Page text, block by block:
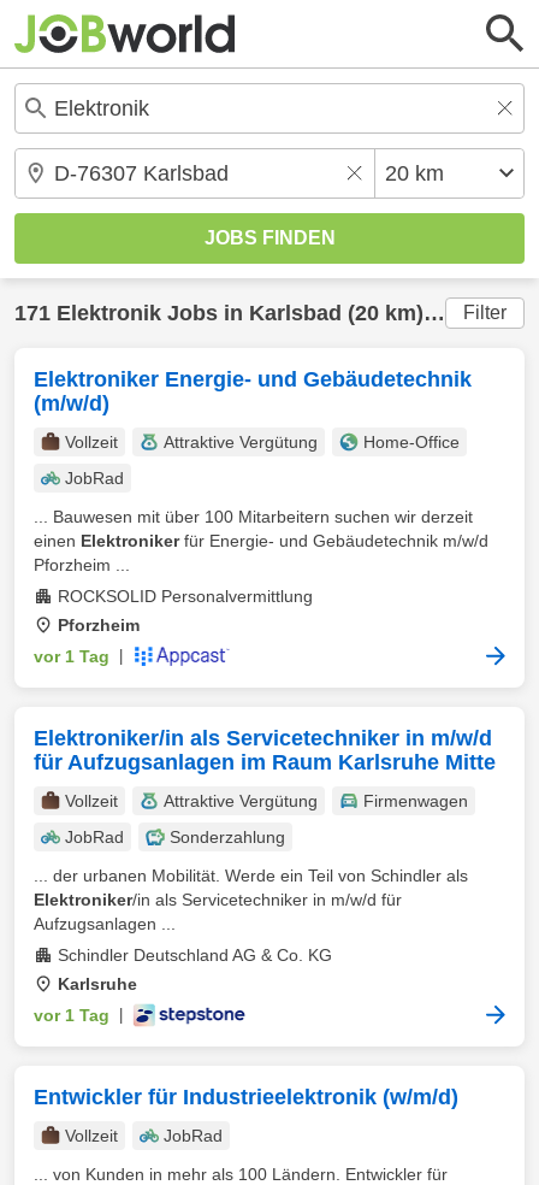
171 Elektronik Jobs in Karlsbad (20 km) gefunden Filter
Elektroniker Energie- und Gebäudetechnik
(m/w/d)
Vollzeit Attraktive Vergütung
Home-Office
JobRad
... Bauwesen mit über 100 Mitarbeitern suchen wir derzeit
einen Elektronikerfür Energie- und Gebäudetechnik m/w/d
Pforzheim ...
ROCKSOLID Personalvermittlung
Pforzheim
vor 1 Tag
Elektroniker/in als Servicetechniker in m/w/d
für Aufzugsanlagen im Raum Karlsruhe Mitte
Vollzeit Attraktive Vergütung
Firmenwagen
JobRad
Sonderzahlung
... der urbanen Mobilität. Werde ein Teil von Schindler als
Elektroniker/in als Servicetechniker in m/w/d für
Aufzugsanlagen ...
Schindler Deutschland AG & Co. KG
Karlsruhe
vor 1 Tag
Entwickler für Industrieelektronik (w/m/d)
Vollzeit
JobRad
... von Kunden in mehr als 100 Ländern. Entwickler für